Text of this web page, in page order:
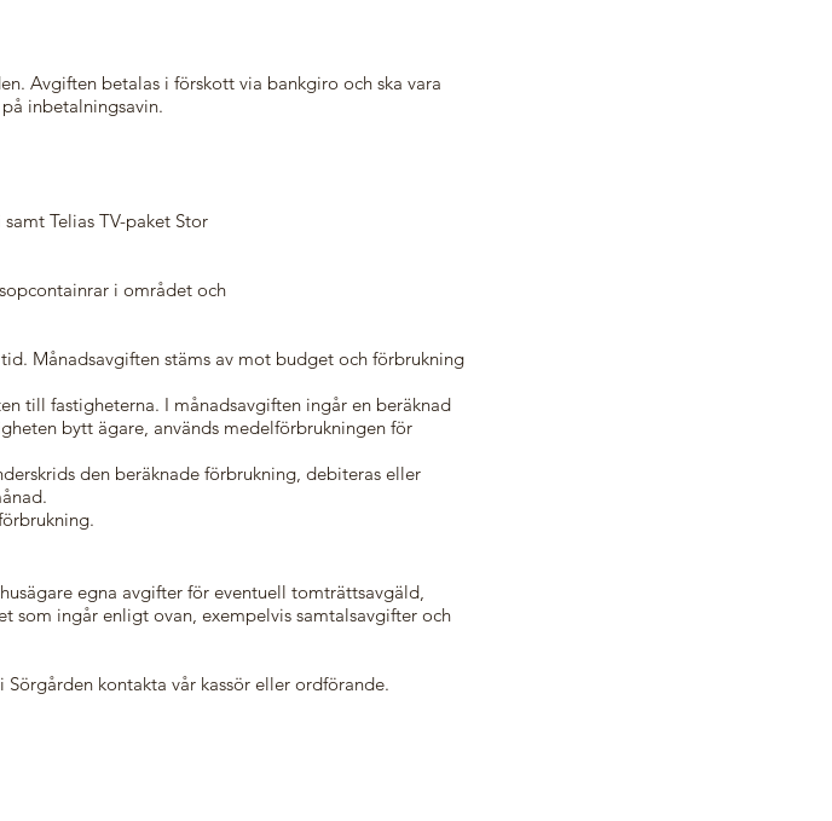
Avgiften betalas i förskott via bankgiro och ska vara
inbetalningsavin.
Telias TV-paket Stor
i området och
Månadsavgiften stäms av mot budget och förbrukning
till fastigheterna. I månadsavgiften ingår en beräknad
bytt ägare, används medelförbrukningen för
den beräknade förbrukning, debiteras eller
egna avgifter för eventuell tomträttsavgäld,
som ingår enligt ovan, exempelvis samtalsavgifter och
kontakta vår kassör eller ordförande.